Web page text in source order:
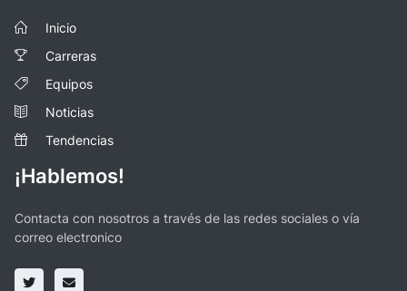
Inicio
Carreras
Equipos
Noticias
Tendencias
¡Hablemos!
Contacta con nosotros a través de las redes sociales o vía
correo electronico